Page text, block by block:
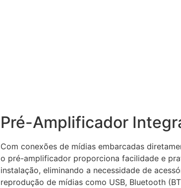
Pré-Amplificador
Com conexões de mídias embarcadas
o pré-amplificador proporciona facilidade e
instalação, eliminando a necessidade de
reprodução de mídias como USB, Bluetooth